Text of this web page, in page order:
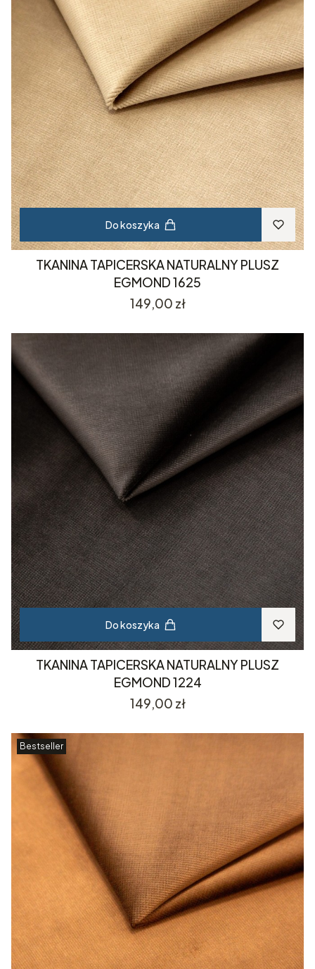
Do koszyka
TKANINA TAPICERSKA NATURALNY PLUSZ
EGMOND 1625
Cena
149,00 zł
Do koszyka
TKANINA TAPICERSKA NATURALNY PLUSZ
EGMOND 1224
Cena
149,00 zł
Bestseller